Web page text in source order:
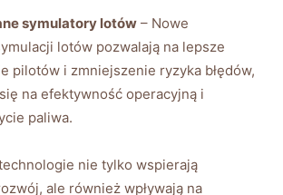
symulatory lotów – Nowe
lotów pozwalają na lepsze
pilotów i zmniejszenie ryzyka błędów,
na efektywność operacyjną i
paliwa.
nie tylko wspierają
ale również wpływają na